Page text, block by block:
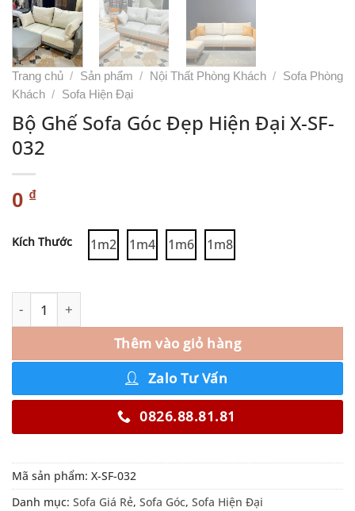
Trang chủ / Sản phẩm / Nội Thất Phòng Khách /
Sofa Phòng
Khách / Sofa Hiện Đại
Bộ Ghế Sofa Góc Đẹp Hiện Đại X-SF-
032
0 ₫
Kích Thước 1m2 1m4 1m6 1m8
Thêm vào giỏ hàng
Zalo Tư Vấn
0826.88.81.81
Mã sản phẩm: X-SF-032
Danh mục: Sofa Giá Rẻ, Sofa Góc, Sofa Hiện Đại